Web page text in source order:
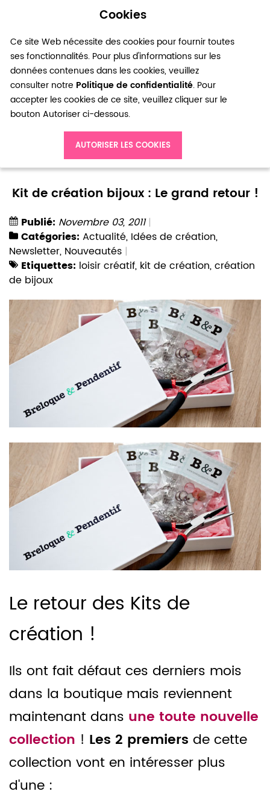
Cookies
Ce site Web nécessite des cookies pour fournir toutes
ses fonctionnalités. Pour plus d'informations sur les
données contenues dans les cookies, veuillez
consulter notre Politique de confidentialité. Pour
accepter les cookies de ce site, veuillez cliquer sur le
bouton Autoriser ci-dessous.
AUTORISER LES COOKIES
0
Blog
Actualité
Kit de création bijoux : Le grand retour !
Kit de création bijoux : Le grand retour !
Publié: Novembre 03, 2011
Catégories: Actualité, Idées de création,
Newsletter, Nouveautés
Etiquettes: loisir créatif, kit de création,création
de bijoux
Le retour des Kits de
création !
Ils ont fait défaut ces derniers mois
dans la boutique mais reviennent
maintenant dans une toute nouvelle
collection ! Les 2 premiers de cette
collection vont en intéresser plus
d'une :